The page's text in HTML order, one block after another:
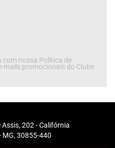
com nossa Política de
mails promocionais do Clube
202 - Califórnia
MG, 30855-440